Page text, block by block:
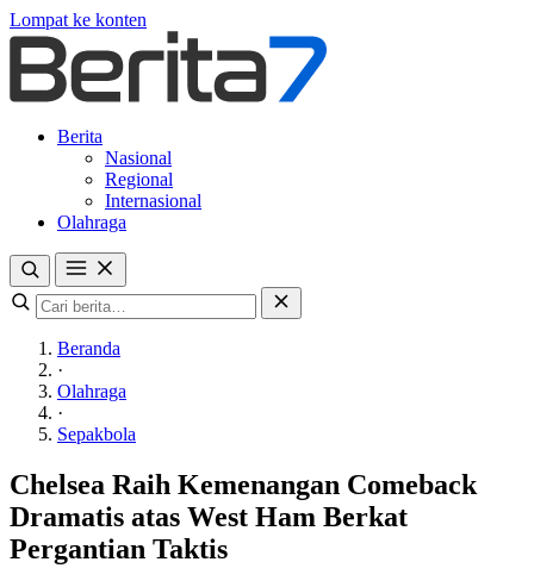
Lompat ke konten
Berita
Nasional
Regional
Internasional
Olahraga
Beranda
·
Olahraga
·
Sepakbola
Chelsea Raih Kemenangan Comeback
Dramatis atas West Ham Berkat
Pergantian Taktis